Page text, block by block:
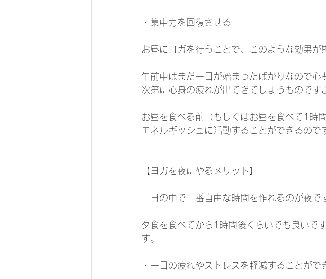
・集中力を回復させる
お昼にヨガを行うことで、このような効果が
午前中はまだ一日が始まったばかりなので
次第に心身の疲れが出てきてしまうものです
お昼を食べる前（もしくはお昼を食べて1時
エネルギッシュに活動することができるので
【ヨガを夜にやるメリット】
一日の中で一番自由な時間を作れるのが夜で
夕食を食べてから1時間後くらいでも良いで
す。
・一日の疲れやストレスを軽減することがで